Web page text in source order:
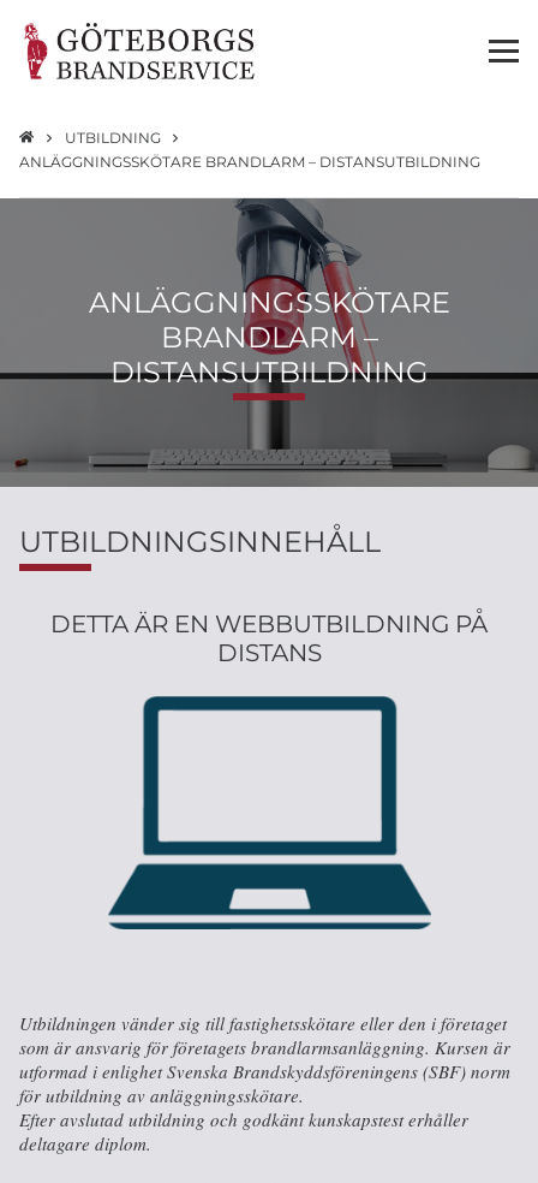
UTBILDNING
ANLÄGGNINGSSKÖTARE BRANDLARM – DISTANSUTBILDNING
ANLÄGGNINGSSKÖTARE
BRANDLARM –
DISTANSUTBILDNING
UTBILDNINGSINNEHÅLL
DETTA ÄR EN WEBBUTBILDNING PÅ
DISTANS
Utbildningen vänder sig till fastighetsskötare eller den i företaget
som är ansvarig för företagets brandlarmsanläggning. Kursen är
utformad i enlighet Svenska Brandskyddsföreningens (SBF) norm
för utbildning av anläggningsskötare.
Efter avslutad utbildning och godkänt kunskapstest erhåller
deltagare diplom.